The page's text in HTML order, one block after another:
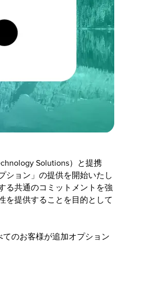
Solutions）と提携
ション」の提供を開始いたし
る共通のコミットメントを強
を提供することを目的として
てのお客様が追加オプション